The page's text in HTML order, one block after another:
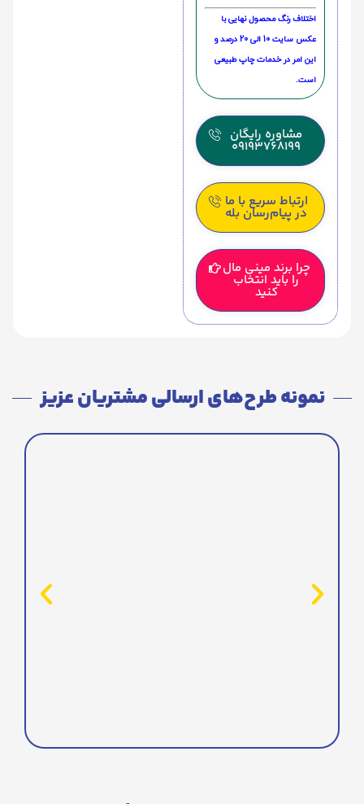
اختلاف رنگ محصول نهایی با
عکس سایت 10 الی 20 درصد و
این امر در خدمات چاپ طبیعی
است.
مشاوره رایگان
09193768199
ارتباط سریع با ما
در پیام‌رسان بله
چرا برند مینی مال
را باید انتخاب
کنید
نمونه طرح‌های ارسالی مشتریان عزیز